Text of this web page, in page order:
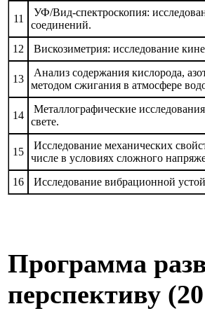
11
УФ/Вид-спектроскопия:
соединений.
12
Вискозиметрия: исследование
13
Анализ содержания кислорода,
методом сжигания в атмосфере
14
Металлографические
свете.
15
Исследование механических
числе в условиях сложного
16
Исследование вибрационной
Программа
перспективу